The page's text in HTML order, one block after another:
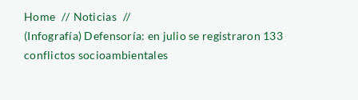
Home
Noticias
(Infografía) Defensoría: en julio se registraron 133
conflictos socioambientales